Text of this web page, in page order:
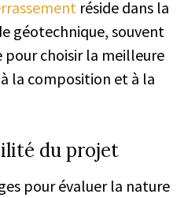
réside dans la
géotechnique, souvent
pour choisir la meilleure
la composition et à la
du projet
pour évaluer la nature